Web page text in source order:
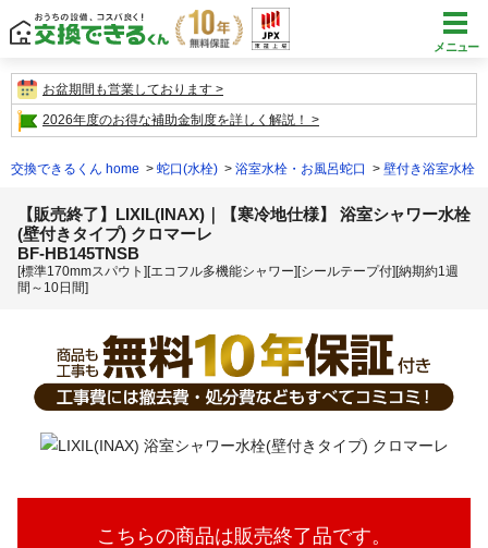
メニュー
お盆期間も営業しております
2026年度のお得な補助金制度を詳しく解説！
交換できるくん home 蛇口(水栓) 浴室水栓・お風呂蛇口 壁付き浴室水栓
【販売終了】LIXIL(INAX)｜【寒冷地仕様】 浴室シャワー水栓
(壁付きタイプ) クロマーレ
BF-HB145TNSB
[標準170mmスパウト][エコフル多機能シャワー][シールテープ付][納期約1週
間～10日間]
こちらの商品は販売終了品です。